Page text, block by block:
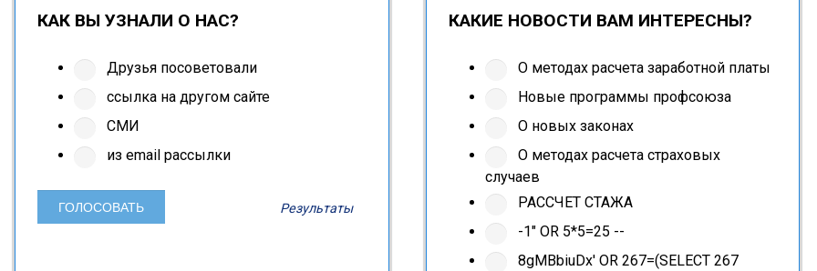
КАК ВЫ УЗНАЛИ О НАС?
Друзья посоветовали
ссылка на другом сайте
СМИ
из email рассылки
Результаты
КАКИЕ НОВОСТИ ВАМ ИНТЕРЕСНЫ?
О методах расчета заработной платы
Новые программы профсоюза
О новых законах
О методах расчета страховых
случаев
РАССЧЕТ СТАЖА
-1" OR 5*5=25 --
8gMBbiuDx' OR 267=(SELECT 267